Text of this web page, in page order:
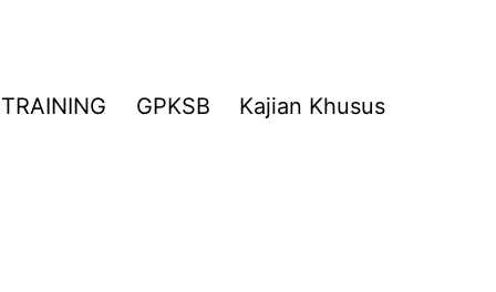
TRAINING GPKSB Kajian Khusus